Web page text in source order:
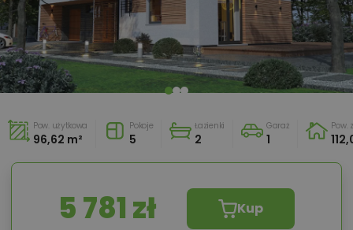
Pow. użytkowa
96,62 m²
Pokoje
5
Łazienki
2
Garaż
1
Pow.
5 781 zł Kup